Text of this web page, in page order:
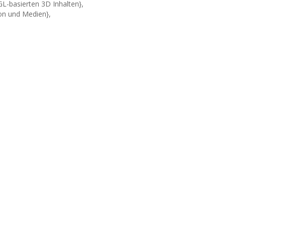
basierten 3D Inhalten},
und Medien},